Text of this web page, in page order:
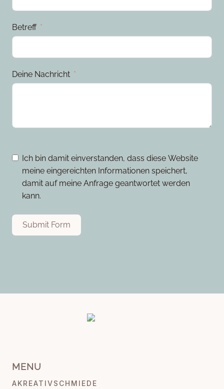
Betreff
Deine Nachricht
Ich bin damit einverstanden, dass diese Website
meine eingereichten Informationen speichert,
damit auf meine Anfrage geantwortet werden
kann.
Submit Form
MENU
AKREATIVSCHMIEDE